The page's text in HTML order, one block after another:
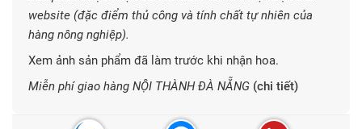
website (đặc điểm thủ công và tính chất tự nhiên của
hàng nông nghiệp).
Xem ảnh sản phẩm đã làm trước khi nhận hoa.
Miễn phí giao hàng NỘI THÀNH ĐÀ NẴNG (chi tiết)